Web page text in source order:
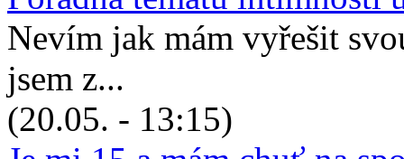
Nevím jak mám vyřešit
jsem z...
(20.05. - 13:15)